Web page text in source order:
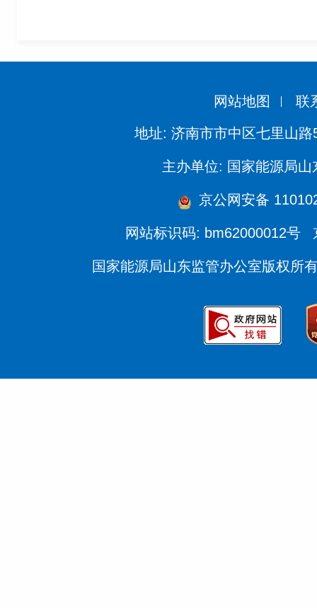
网站地图 联
地址: 济南市市中区七里山路
主办单位: 国家能源局山
京公网安备
网站标识码: bm62000012号
国家能源局山东监管办公室版权所